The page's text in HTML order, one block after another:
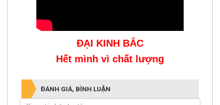
ĐẠI KINH BẮC
Hết mình vì chất lượng
ĐÁNH GIÁ, BÌNH LUẬN